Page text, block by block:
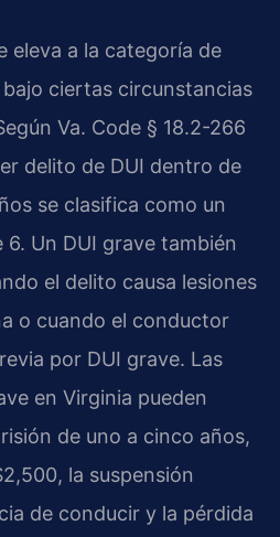
eleva a la categoría de
ciertas circunstancias
Va. Code § 18.2-266
delito de DUI dentro de
se clasifica como un
Un DUI grave también
el delito causa lesiones
o cuando el conductor
por DUI grave. Las
en Virginia pueden
de uno a cinco años,
la suspensión
de conducir y la pérdida